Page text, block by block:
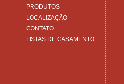
PRODUTOS
LOCALIZAÇÃO
CONTATO
LISTAS DE CASAMENTO